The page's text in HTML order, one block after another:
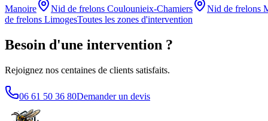
Manoire
Nid de frelons Coulounieix-Chamiers Nid de frelons
de frelons LimogesToutes les zones d'intervention
Besoin d'une intervention ?
Rejoignez nos centaines de clients satisfaits.
06 61 50 36 80Demander un devis